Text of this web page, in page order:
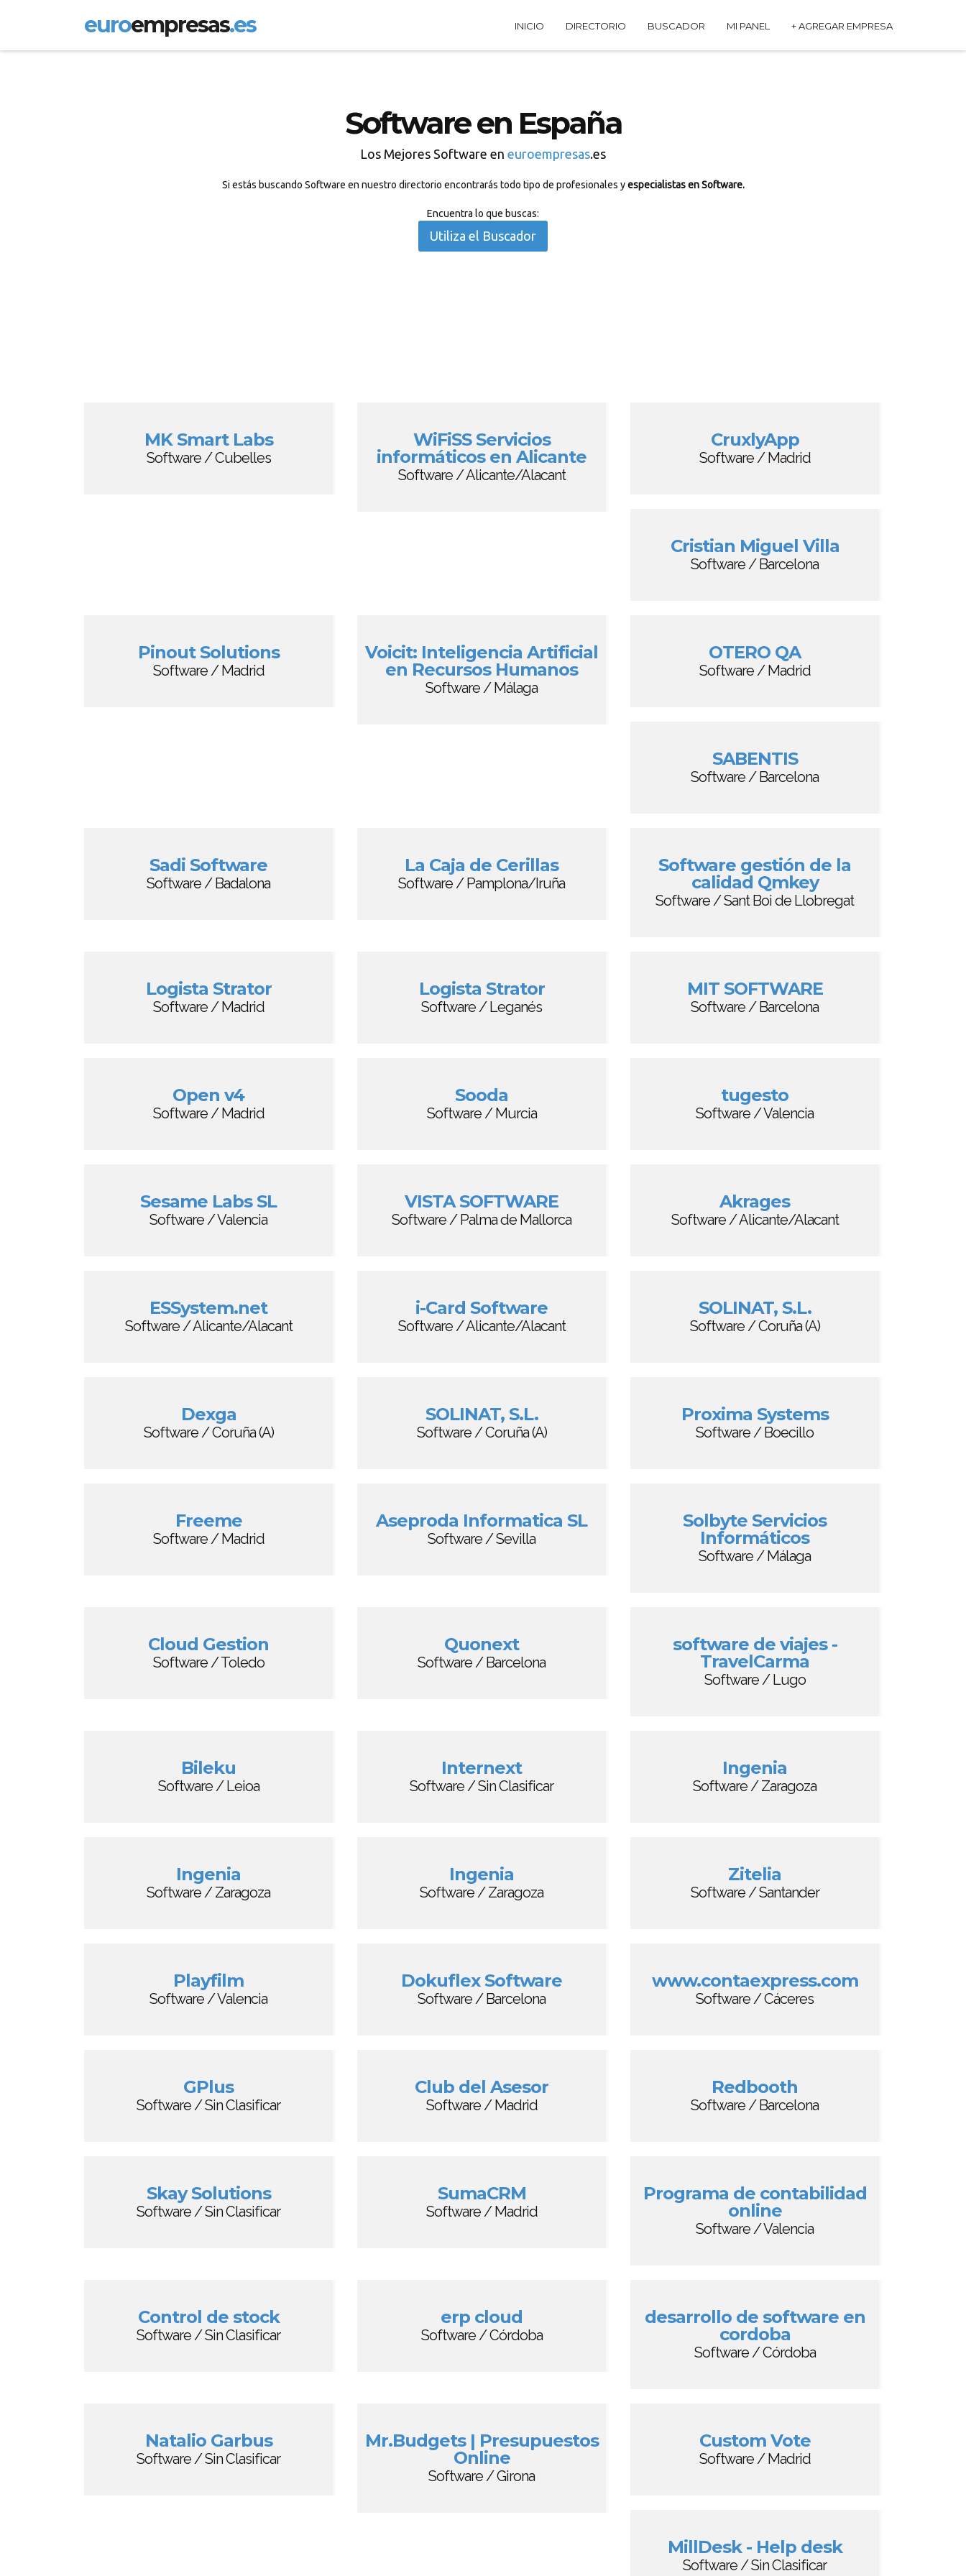
euroempresas.es INICIO DIRECTORIO BUSCADOR MI PANEL + AGREGAR EMPRESA
Software en España
Los Mejores Software en euroempresas.es
Si estás buscando Software en nuestro directorio encontrarás todo tipo de profesionales yespecialistas en Software.
Encuentra lo que buscas:
Utiliza el Buscador
MK Smart Labs
Software / Cubelles
WiFiSS Servicios
informáticos en Alicante
Software / Alicante/Alacant
CruxlyApp
Software / Madrid
Cristian Miguel Villa
Software / Barcelona
Pinout Solutions
Software / Madrid
Voicit: Inteligencia Artificial
en Recursos Humanos
Software / Málaga
OTERO QA
Software / Madrid
SABENTIS
Software / Barcelona
Sadi Software
Software / Badalona
La Caja de Cerillas
Software / Pamplona/Iruña
Software gestión de la
calidad Qmkey
Software / Sant Boi de Llobregat
Logista Strator
Software / Madrid
Logista Strator
Software / Leganés
MIT SOFTWARE
Software / Barcelona
Open v4
Software / Madrid
Sooda
Software / Murcia
tugesto
Software / Valencia
Sesame Labs SL
Software / Valencia
VISTA SOFTWARE
Software / Palma de Mallorca
Akrages
Software / Alicante/Alacant
ESSystem.net
Software / Alicante/Alacant
i-Card Software
Software / Alicante/Alacant
SOLINAT, S.L.
Software / Coruña (A)
Dexga
Software / Coruña (A)
SOLINAT, S.L.
Software / Coruña (A)
Proxima Systems
Software / Boecillo
Freeme
Software / Madrid
Aseproda Informatica SL
Software / Sevilla
Solbyte Servicios
Informáticos
Software / Málaga
Cloud Gestion
Software / Toledo
Quonext
Software / Barcelona
software de viajes -
TravelCarma
Software / Lugo
Bileku
Software / Leioa
Internext
Software / Sin Clasificar
Ingenia
Software / Zaragoza
Ingenia
Software / Zaragoza
Ingenia
Software / Zaragoza
Zitelia
Software / Santander
Playfilm
Software / Valencia
Dokuflex Software
Software / Barcelona
www.contaexpress.com
Software / Cáceres
GPlus
Software / Sin Clasificar
Club del Asesor
Software / Madrid
Redbooth
Software / Barcelona
Skay Solutions
Software / Sin Clasificar
SumaCRM
Software / Madrid
Programa de contabilidad
online
Software / Valencia
Control de stock
Software / Sin Clasificar
erp cloud
Software / Córdoba
desarrollo de software en
cordoba
Software / Córdoba
Natalio Garbus
Software / Sin Clasificar
Mr.Budgets | Presupuestos
Online
Software / Girona
Custom Vote
Software / Madrid
MillDesk - Help desk
Software / Sin Clasificar